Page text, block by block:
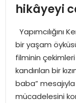
SPOR
SIYASET
MAGAZIN
hikâyeyi
Yapımcılığını
bir yaşam
filminin
kandırılan bir
baba”
mücadelesini